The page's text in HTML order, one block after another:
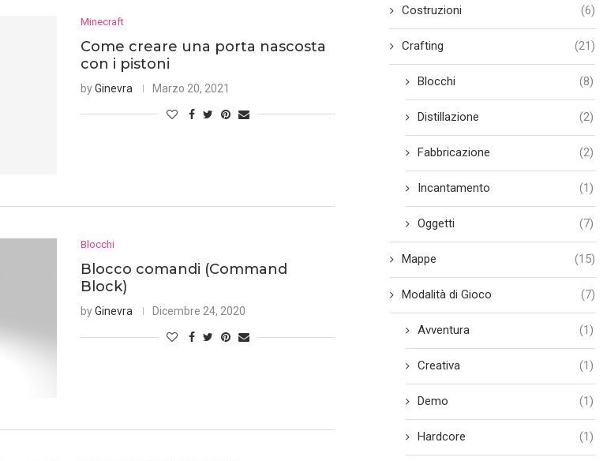
Minecraft
Come creare una porta nascosta
con i pistoni
byGinevra Marzo 20, 2021
Blocchi
Blocco comandi (Command
Block)
byGinevra Dicembre 24, 2020
Costruzioni (6)
Crafting (21)
Blocchi (8)
Distillazione (2)
Fabbricazione (2)
Incantamento (1)
Oggetti (7)
Mappe (15)
Modalità di Gioco (7)
Avventura (1)
Creativa (1)
Demo (1)
Hardcore (1)